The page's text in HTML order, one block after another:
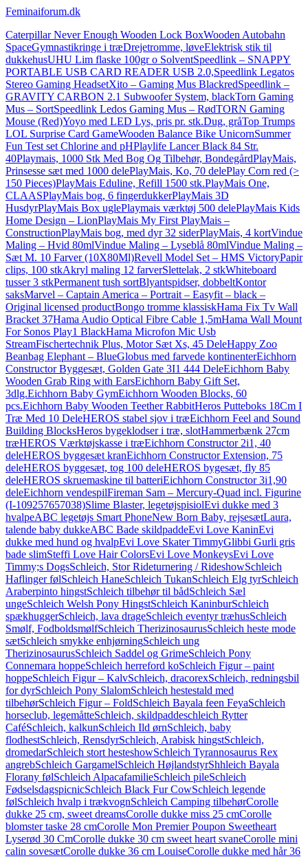
Feminaiforum.dk
Caterpillar Never Enough Wooden Lock BoxWooden Autobahn
SpaceGymnastikringe i træDrejetromme, løveElektrisk stik til
dukkehusUHU Lim flaske 100gr o SolventSpeedlink – SNAPPY
PORTABLE USB CARD READER USB 2.0,Speedlink Legatos
Stereo Gaming HeadsetXito – Gaming Mus BlackredSpeedlink –
GRAVITY CARBON 2.1 Subwoofer System, blackTorn Gaming
Mus – SortSpeedlink Ledos Gaming Mus – RødTORN Gaming
Mouse (Red)Yoyo med LED Lys, pris pr. stk.Dug, gråTop Trumps
LOL Surprise Card GameWooden Balance Bike UnicornSummer
Fun Test set Chlorine and pHPlaylife Lancer Black 84 Str.
40Playmais, 1000 Stk Med Bog Og Tilbehør, BondegårdPlayMais,
Prinsesse sæt med 1000 delePlayMais, Ko, 70 delePlay Corn red (>
150 Pieces)PlayMais Eduline, Refill 1500 stk.PlayMais One,
CLAASPlayMais bog, 6 fingerdukkerPlayMais 3D
HusdyrPlayMais Box uglePlaymais værktøj 500 delePlayMais Kids
Home Design – LionPlayMais My First PlayMais –
ConstructionPlayMais bog, med dyr 32 siderPlayMais, 4 kortVindue
Maling – Hvid 80mlVindue Maling – Lyseblå 80mlVindue Maling –
Sæt M. 10 Farver (10X80Ml)Revell Model Set – HMS VictoryPapir
clips, 100 stkAkryl maling 12 farverSlettelak, 2 stkWhiteboard
tusser 3 stkPermanent tush sortBlyantspidser, dobbeltKontor
saksMarvel – Captain America – Portrait – Easyfit – black –
Original licensed productBongo tromme klassiskHama Fix Tv Wall
Bracket 37Hama Audio Optical Fibre Cable 1,5mHama Wall Mount
For Sonos Play1 BlackHama Microfon Mic Usb
StreamFischertechnik Plus, Motor Sæt Xs, 45 DeleHappy Zoo
Beanbag Elephant – BlueGlobus med farvede kontinenterEichhorn
Constructor Byggesæt, Golden Gate 3I1 444 DeleEichhorn Baby
Wooden Grab Ring with EarsEichhorn Baby Gift Set,
3dlg.Eichhorn Baby GymEichhorn Wooden Blocks, 60
pcs.Eichhorn Baby Wooden Teether RabbitHeros Putteboks 18Cm I
Træ Med 10 DeleHEROS stabel sjov i træEichhorn Feel and Sound
Building BlocksHeros bygeklodser i træ, slotHammerbænk 27cm
træHEROS Værktøjskasse i træEichhorn Constructor 2i1, 40
deleHEROS byggesæt kranEichhorn Constructor Extension, 75
deleHEROS byggesæt, tog 100 deleHEROS bygesæt, fly 85
deleHEROS skruemaskine til batteriEichhorn Constructor 3i1,90
deleEichhorn vendespilFireman Sam – Mercury-Quad incl. Figurine
(I-109257657038)Slime Blaster, legetøjspisiolEvi dukke med 3
hvalpeABC legetøjs Smart PhoneNew Born Baby, rejsesætLaura,
talende baby dukkeABC Bade skildpaddeEvi Love KaninEvi
dukke med hund og hvalpEvi Love Skater TimmyGlibbi Gurli gris
bade slimSteffi Love Hair ColorsEvi Love MonkeysEvi Love
Timmy;s DogsSchleich, Stor Rideturnering / RideshowSchleich
Haflinger følSchleich HaneSchleich TukanSchleich Elg tyrSchleich
Araberpinto hingstSchleich tilbehør til bådSchleich Sæl
ungeSchleich Welsh Pony HingstSchleich KaninburSchleich
spækhuggerSchleich, lava drageSchleich eventyr træhusSchleich
Smølf, FodboldsmølfSchleich TherizinosaurusSchleich heste mode
sætSchleich smykke enhjørningSchleich ung
TherizinosaurusSchleich Saddel og GrimeSchleich Pony
Connemara hoppeSchleich herreford koSchleich Figur – paint
hoppeSchleich Figur – KalvSchleich, dracorexSchleich, redningsbil
for dyrSchleich Pony SlalomSchleich hestestald med
tilbehørSchleich Figur – FoldSchleich Bayala feen FeyaSchleich
horseclub, legemåtteSchleich, skildpaddeschleich Rytter
CaféSchleich, kalkunSchleich Ild ørnSchleich, baby
flodhestSchleich, RensdyrSchleich, Arabisk hingstSchleich,
dromedarSchleich stort hesteshowSchleich Tyrannosaurus Rex
angrebSchleich GargamelSchleich HøjlandstyrShhleich Bayala
Florany følSchleich AlpacafamilieSchleich pileSchleich
FødselsdagspicnicSchleich Black Fur CowSchleich legende
følSchleich hvalp i trækvognSchleich Camping tilbehørCorolle
dukke 25 cm, sweet dreamsCorolle dukke miss 25 cmCorolle
blomster taske 28 cmCorolle Mon Premier Poupon Sweetheart
Lyserød 30 CmCorolle dukke 30 cm sweet heart svaneCorolle mini
calin sovesætCorolle dukke 36 cm LouiseCorolle dukke med hår 36